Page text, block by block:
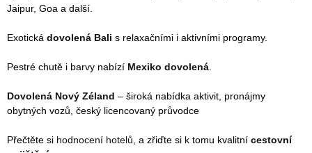
Jaipur, Goa a další.
Exotická dovolená Bali s relaxačními i aktivními programy.
Pestré chutě i barvy nabízí Mexiko dovolená
Dovolená Nový Zéland – široká nabídka aktivit, pronájmy
obytných vozů, český licencovaný průvodce
Přečtěte si hodnocení hotelů , a zřiďte si k tomu kvalitní cestovní